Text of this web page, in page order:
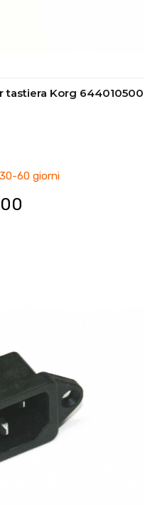
tastiera Korg 644010500
60 giorni